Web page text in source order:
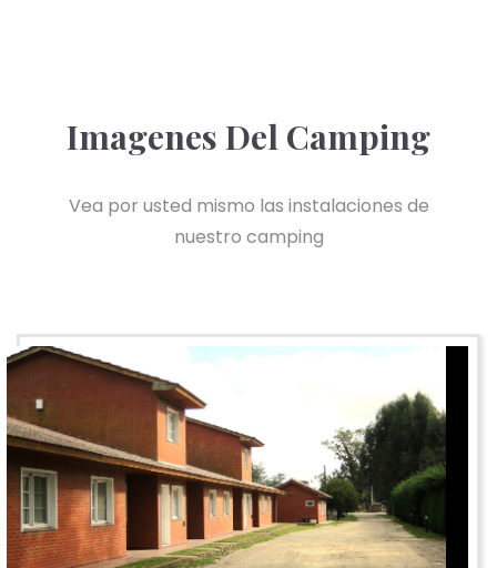
Imagenes Del Camping
Vea por usted mismo las instalaciones de
nuestro camping